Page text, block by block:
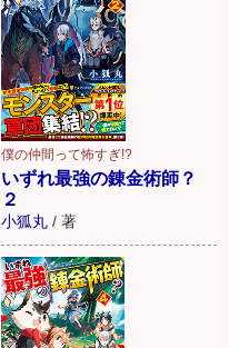
僕の仲間って怖すぎ!?
いずれ最強の錬金術師？
２
小狐丸 / 著